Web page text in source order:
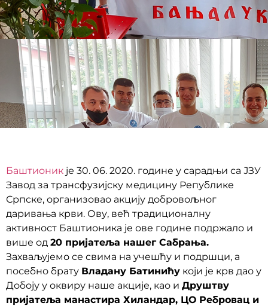
Баштионик је 30. 06. 2020. године у сарадњи са ЈЗУ
Завод за трансфузијску медицину Републике
Српске, организовао акцију добровољног
даривања крви. Ову, већ традиционалну
активност Баштионика је ове године подржало и
више од 20 пријатеља нашег Сабрања.
Захваљујемо се свима на учешћу и подршци, а
посебно брату Владану Батинићу који је крв дао у
Добоју у оквиру наше акције, као и Друштву
пријатеља манастира Хиландар, ЦО Ребровац и